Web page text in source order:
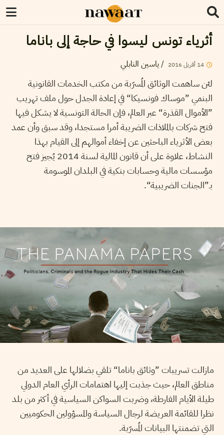
أثرياء تونس ليسوا في حاجة إلى باناما
14 أفريل2016
/ياسين النابلي
لئن ساهمت الوثائق المُسرّبة من مكتب الخدمات القانونية
البنمي ”موساك فونسيكا“ في إعادة الجدل حول ملف تهريب
”الأموال القذرة“ عبر العالم، فإن الحالة التونسية لا يشكل فيها
فتح شركات بالملاذات الضريبة أمرا مستجدا، وقد سبق وأن عمد
بعض الأثرياء الباحثين عن إخفاء أموالهم إلى القيام بهذا
النشاط، علاوة على أن قانون المالية لسنة 2014 يُجيز فتح
مؤسسات مالية وحسابات بنكية في البلدان الموسومة
بـ”الجنات الضريبية“.
مازالت تسريبات ”وثائق باناما“ تلقي بضلالها على العديد من
مناطق العالم، حيث جذبت إليها اهتمامات الرأي العام الدولي
طيلة الأيام الفارطة، وضربت السواكن السياسية في أكثر من بلد
نظرا للقائمة العريضة لرجال السياسة والمسؤولين الحكوميين
التي تضمنتها البيانات المُسرّبة.